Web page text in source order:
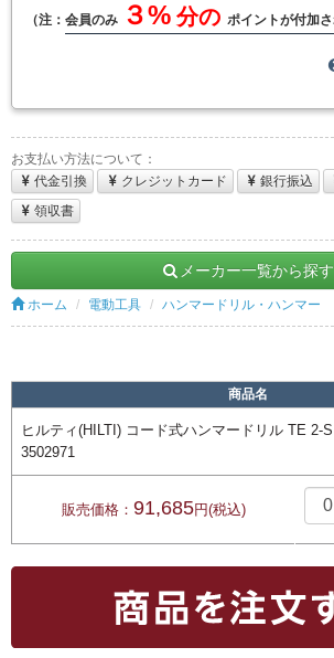
（注： 会員のみ ３% 分の ポイントが付加
お支払い方法について：
代金引換
クレジットカード 銀行振込
領収書
メーカー一覧から探す
ホーム 電動工具 ハンマードリル・ハンマー
商品名
ヒルティ(HILTI) コード式ハンマードリル TE 2-
3502971
販売価格： 91,685円(税込)